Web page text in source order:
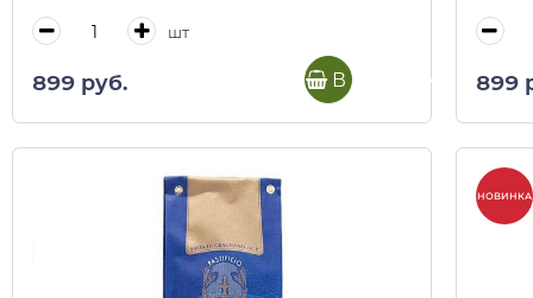
шт
899 руб. В корзину 899
НОВИНКА